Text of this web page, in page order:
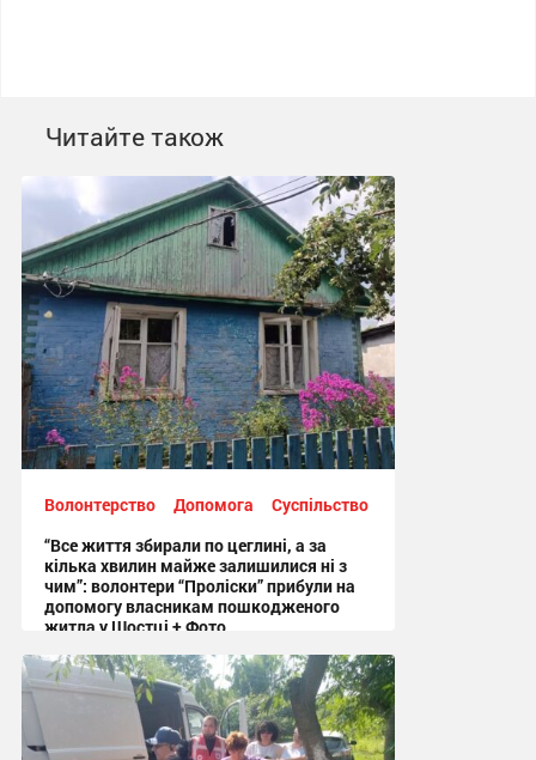
Читайте також
Волонтерство Допомога
Суспільство
“Все життя збирали по цеглині, а за
кілька хвилин майже залишилися ні з
чим”: волонтери “Проліски” прибули на
допомогу власникам пошкодженого
житла у Шостці + Фото
09:54 сьогодні